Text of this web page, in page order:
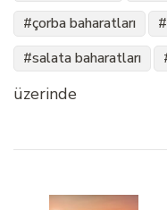
çorba baharatları
salata baharatları
üzerinde
dolaşımı